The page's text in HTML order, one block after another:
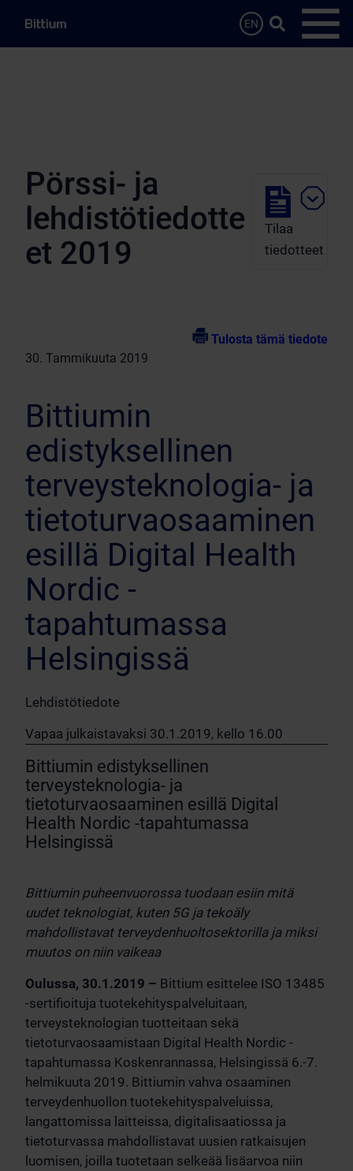
EN
Hae…
Avaa
Pörssi- ja
lehdistötiedotte
et 2019
Tilaa
tiedotteet
Tulosta tämä tiedote
30. Tammikuuta 2019
Bittiumin
edistyksellinen
terveysteknologia- ja
tietoturvaosaaminen
esillä Digital Health
Nordic -
tapahtumassa
Helsingissä
Lehdistötiedote
Vapaa julkaistavaksi 30.1.2019, kello 16.00
Bittiumin edistyksellinen
terveysteknologia- ja
tietoturvaosaaminen esillä Digital
Health Nordic -tapahtumassa
Helsingissä
Bittiumin puheenvuorossa tuodaan esiin mitä
uudet teknologiat, kuten 5G ja tekoäly
mahdollistavat terveydenhuoltosektorilla ja miksi
muutos on niin vaikeaa
Oulussa, 30.1.2019 – Bittium esittelee ISO 13485
-sertifioituja tuotekehityspalveluitaan,
terveysteknologian tuotteitaan sekä
tietoturvaosaamistaan Digital Health Nordic -
tapahtumassa Koskenrannassa, Helsingissä 6.-7.
helmikuuta 2019. Bittiumin vahva osaaminen
terveydenhuollon tuotekehityspalveluissa,
langattomissa laitteissa, digitalisaatiossa ja
tietoturvassa mahdollistavat uusien ratkaisujen
luomisen, joilla tuotetaan selkeää lisäarvoa niin